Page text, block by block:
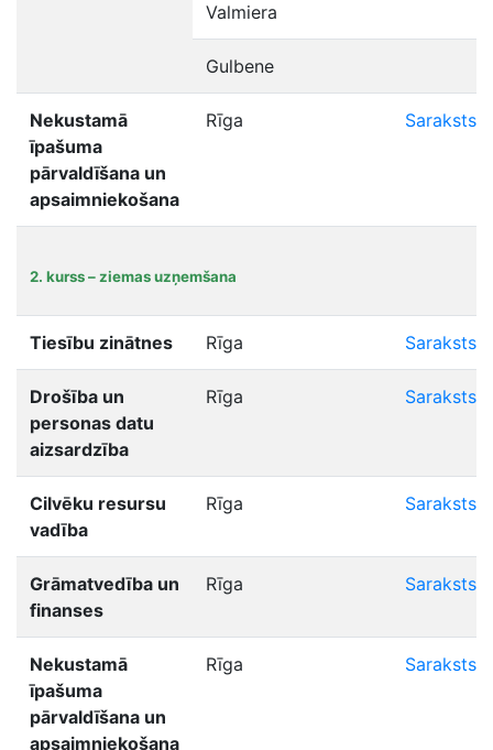
Valmiera
Gulbene
Nekustamā
īpašuma
pārvaldīšana un
apsaimniekošana
Rīga Saraksts
2. kurss – ziemas uzņemšana
Tiesību zinātnes Rīga Saraksts
Drošība un
personas datu
aizsardzība
Rīga Saraksts
Cilvēku resursu
vadība
Rīga Saraksts
Grāmatvedība un
finanses
Rīga Saraksts
Nekustamā
īpašuma
pārvaldīšana un
apsaimniekošana
Rīga Saraksts